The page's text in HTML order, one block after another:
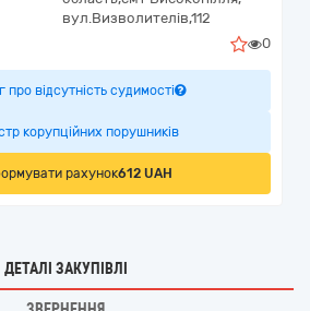
вул.Визволителів,112
0
про відсутність судимості
корупційних порушників
рахунок612 UAH
ДЕТАЛІ ЗАКУПІВЛІ